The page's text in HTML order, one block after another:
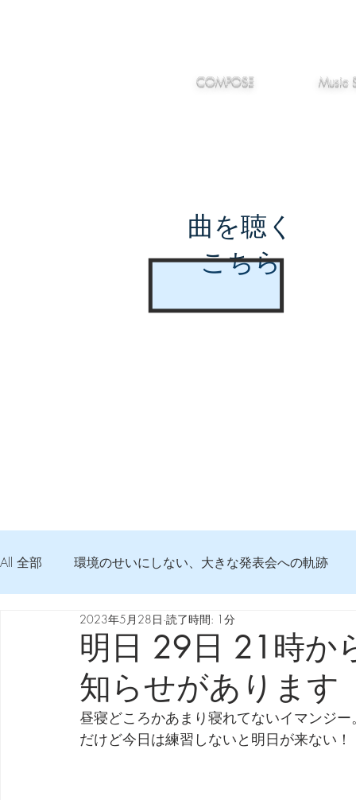
COMPOSE Music
曲を聴く
こちら
All 全部 環境のせいにしない、大きな発表会への軌跡
弦交換の記録 DTM 始める 知っておきたいコト
Imanjy Studio 使われているモノ 食べんじーの美味
劇団 Avan 劇伴が出来るまでを追ったドキュメンタリー
明日 29日 21時か
知らせがあります
2023年5月28日 読了時間: 1分
昼寝どころかあまり寝れてないイマンジー
だけど今日は練習しないと明日が来ない！